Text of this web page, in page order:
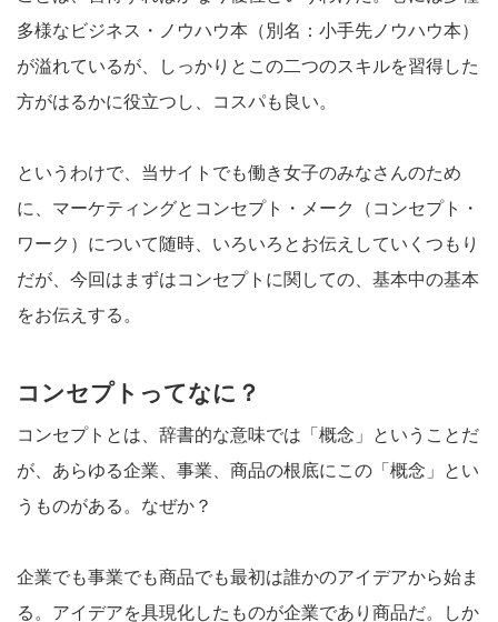
多様なビジネス・ノウハウ本（別名：小手先ノウハウ本）
が溢れているが、しっかりとこの二つのスキルを習得した
方がはるかに役立つし、コスパも良い。
というわけで、当サイトでも働き女子のみなさんのため
に、マーケティングとコンセプト・メーク（コンセプト・
ワーク）について随時、いろいろとお伝えしていくつもり
だが、今回はまずはコンセプトに関しての、基本中の基本
をお伝えする。
コンセプトってなに？
コンセプトとは、辞書的な意味では「概念」ということだ
が、あらゆる企業、事業、商品の根底にこの「概念」とい
うものがある。なぜか？
企業でも事業でも商品でも最初は誰かのアイデアから始ま
る。アイデアを具現化したものが企業であり商品だ。しか